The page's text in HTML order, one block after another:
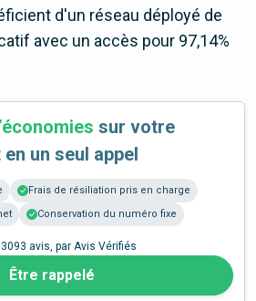
d'un réseau déployé de
avec un accès pour 97,14%
sur votre
un seul appel
Frais de résiliation pris en charge
Conservation du numéro fixe
3093 avis, par Avis Vérifiés
Être rappelé